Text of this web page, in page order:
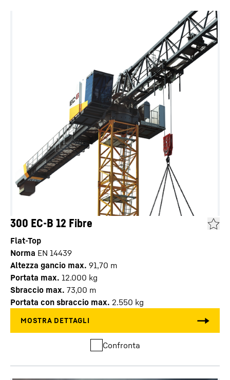
300 EC-B 12 Fibre
Flat-Top
Norma EN 14439
Altezza gancio max. 91,70 m
Portata max. 12.000 kg
Sbraccio max. 73,00 m
Portata con sbraccio max. 2.550 kg
Confronta